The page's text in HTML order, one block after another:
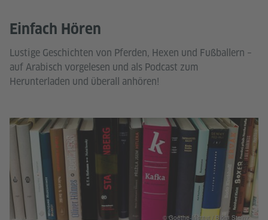
Einfach Hören
Lustige Geschichten von Pferden, Hexen und Fußballern –
auf Arabisch vorgelesen und als Podcast zum
Herunterladen und überall anhören!
© Goethe-Institut / Björn Steinz